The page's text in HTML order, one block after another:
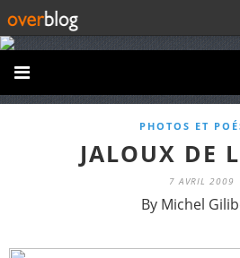
PHOTOS ET
JALOUX DE
7 AVRIL 2009
By Michel